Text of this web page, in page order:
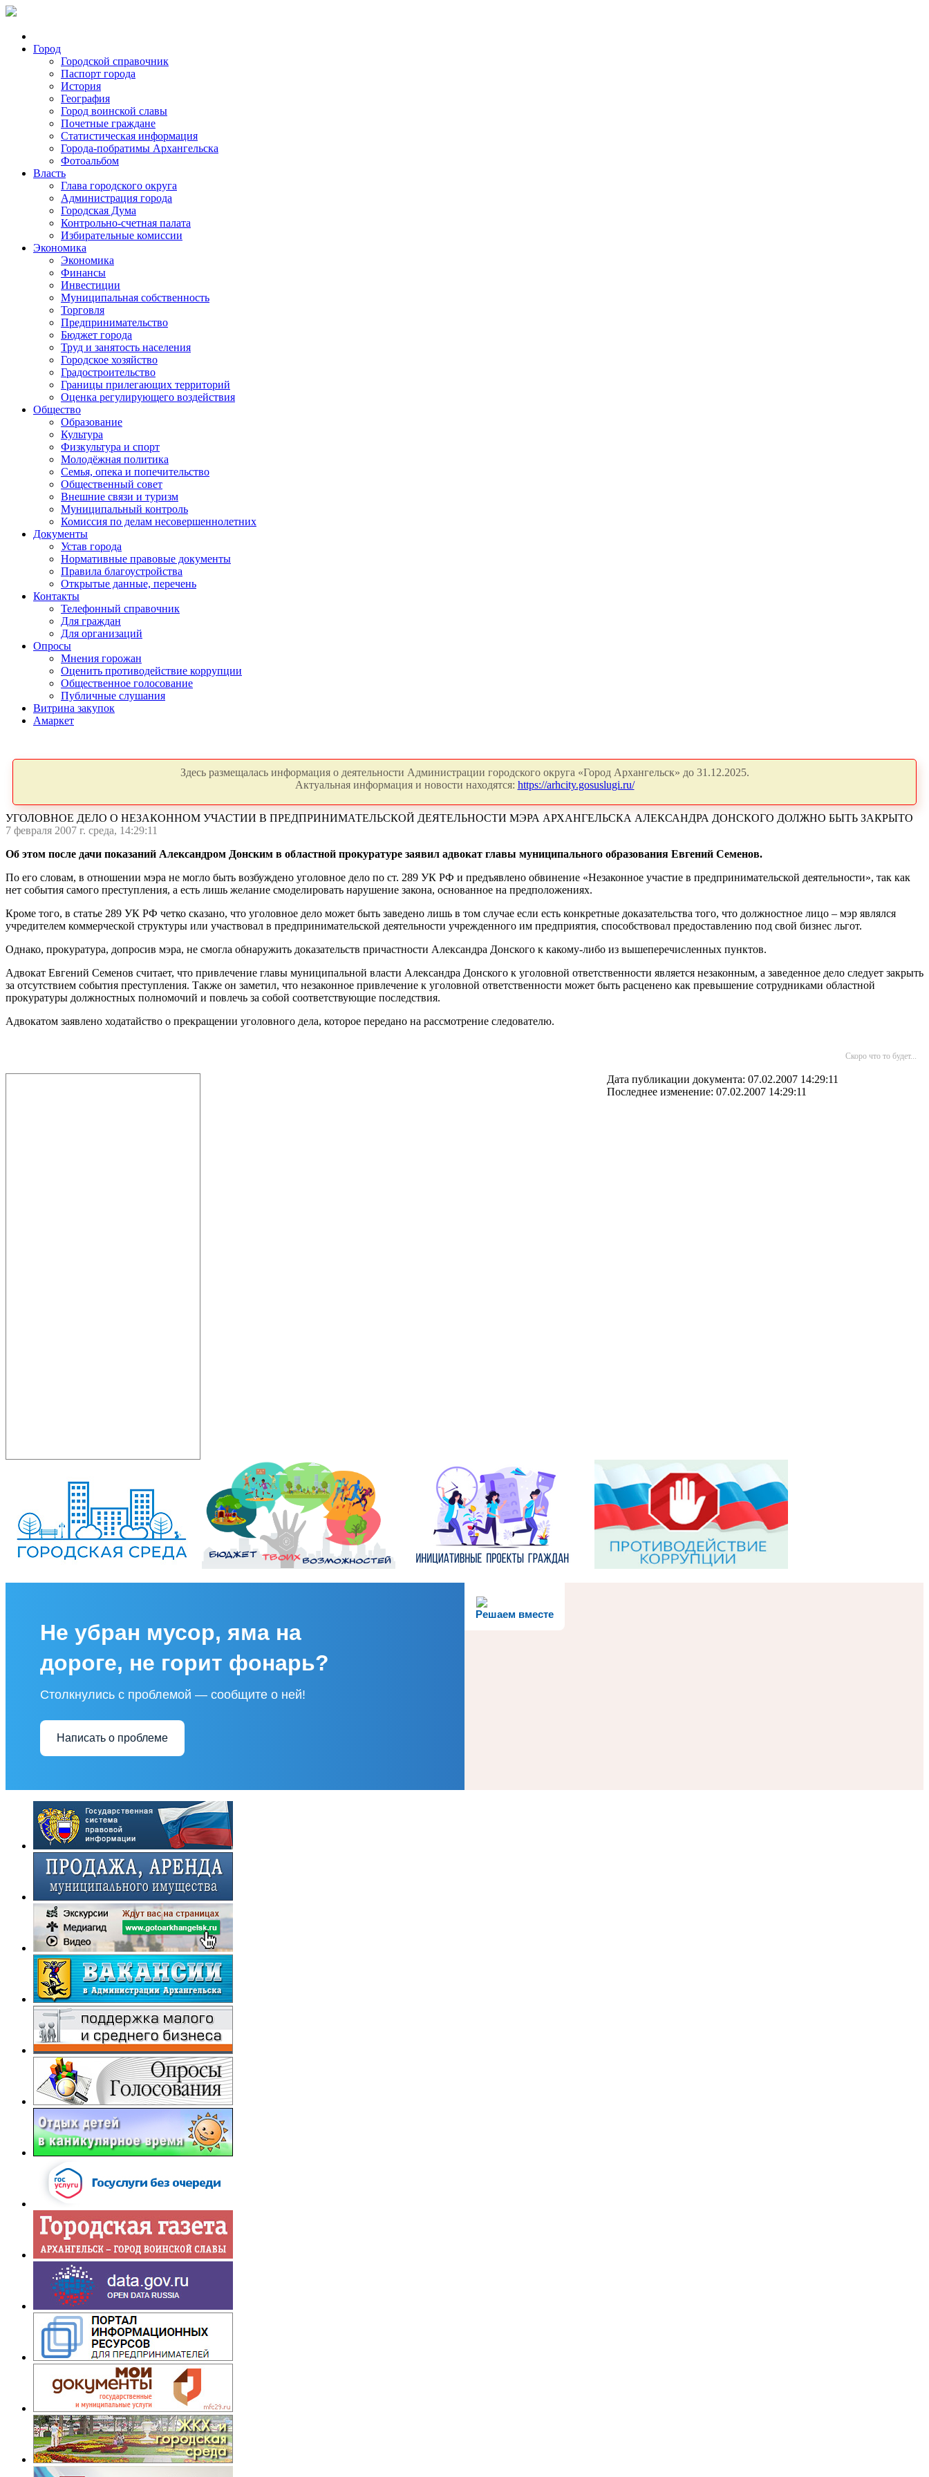
Город
Городской справочник
Паспорт города
История
География
Город воинской славы
Почетные граждане
Статистическая информация
Города-побратимы Архангельска
Фотоальбом
Власть
Глава городского округа
Администрация города
Городская Дума
Контрольно-счетная палата
Избирательные комиссии
Экономика
Экономика
Финансы
Инвестиции
Муниципальная собственность
Торговля
Предпринимательство
Бюджет города
Труд и занятость населения
Городское хозяйство
Градостроительство
Границы прилегающих территорий
Оценка регулирующего воздействия
Общество
Образование
Культура
Физкультура и спорт
Молодёжная политика
Семья, опека и попечительство
Общественный совет
Внешние связи и туризм
Муниципальный контроль
Комиссия по делам несовершеннолетних
Документы
Устав города
Нормативные правовые документы
Правила благоустройства
Открытые данные, перечень
Контакты
Телефонный справочник
Для граждан
Для организаций
Опросы
Мнения горожан
Оценить противодействие коррупции
Общественное голосование
Публичные слушания
Витрина закупок
Амаркет
Здесь размещалась информация о деятельности Администрации городского округа «Город Архангельск» до 31.12.2025.
Актуальная информация и новости находятся: https://arhcity.gosuslugi.ru/
УГОЛОВНОЕ ДЕЛО О НЕЗАКОННОМ УЧАСТИИ В ПРЕДПРИНИМАТЕЛЬСКОЙ ДЕЯТЕЛЬНОСТИ МЭРА АРХАНГЕЛЬСКА АЛЕКСАНДРА ДОНСКОГО ДОЛЖНО БЫТЬ ЗАКРЫТО
7 февраля 2007 г. среда, 14:29:11
Об этом после дачи показаний Александром Донским в областной прокуратуре заявил адвокат главы муниципального образования Евгений Семенов.
По его словам, в отношении мэра не могло быть возбуждено уголовное дело по ст. 289 УК РФ и предъявлено обвинение «Незаконное участие в предпринимательской деятельности», так как
нет события самого преступления, а есть лишь желание смоделировать нарушение закона, основанное на предположениях.
Кроме того, в статье 289 УК РФ четко сказано, что уголовное дело может быть заведено лишь в том случае если есть конкретные доказательства того, что должностное лицо – мэр являлся
учредителем коммерческой структуры или участвовал в предпринимательской деятельности учрежденного им предприятия, способствовал предоставлению под свой бизнес льгот.
Однако, прокуратура, допросив мэра, не смогла обнаружить доказательств причастности Александра Донского к какому-либо из вышеперечисленных пунктов.
Адвокат Евгений Семенов считает, что привлечение главы муниципальной власти Александра Донского к уголовной ответственности является незаконным, а заведенное дело следует закрыть
за отсутствием события преступления. Также он заметил, что незаконное привлечение к уголовной ответственности может быть расценено как превышение сотрудниками областной
прокуратуры должностных полномочий и повлечь за собой соответствующие последствия.
Адвокатом заявлено ходатайство о прекращении уголовного дела, которое передано на рассмотрение следователю.
Скоро что то будет...
Дата публикации документа: 07.02.2007 14:29:11
Последнее изменение: 07.02.2007 14:29:11
Решаем вместе
Не убран мусор, яма на
дороге, не горит фонарь?
Столкнулись с проблемой — сообщите о ней!
Написать о проблеме